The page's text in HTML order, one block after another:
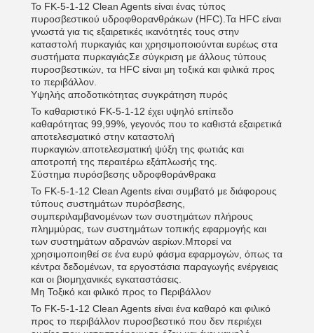
Το FK-5-1-12 Clean Agents είναι ένας τύπος
πυροσβεστικού υδροφθορανθράκων (HFC).Τα HFC είναι
γνωστά για τις εξαιρετικές ικανότητές τους στην
καταστολή πυρκαγιάς και χρησιμοποιούνται ευρέως στα
συστήματα πυρκαγιάςΣε σύγκριση με άλλους τύπους
πυροσβεστικών, τα HFC είναι μη τοξικά και φιλικά προς
το περιβάλλον.
Υψηλής αποδοτικότητας συγκράτηση πυρός
Το καθαριστικό FK-5-1-12 έχει υψηλό επίπεδο
καθαρότητας 99,99%, γεγονός που το καθιστά εξαιρετικά
αποτελεσματικό στην καταστολή
πυρκαγιών.αποτελεσματική ψύξη της φωτιάς και
αποτροπή της περαιτέρω εξάπλωσής της.
Σύστημα πυρόσβεσης υδροφθοράνθρακα
Το FK-5-1-12 Clean Agents είναι συμβατό με διάφορους
τύπους συστημάτων πυρόσβεσης,
συμπεριλαμβανομένων των συστημάτων πλήρους
πλημμύρας, των συστημάτων τοπικής εφαρμογής και
των συστημάτων αδρανών αερίων.Μπορεί να
χρησιμοποιηθεί σε ένα ευρύ φάσμα εφαρμογών, όπως τα
κέντρα δεδομένων, τα εργοστάσια παραγωγής ενέργειας
και οι βιομηχανικές εγκαταστάσεις.
Μη Τοξικό και φιλικό προς το Περιβάλλον
Το FK-5-1-12 Clean Agents είναι ένα καθαρό και φιλικό
προς το περιβάλλον πυροσβεστικό που δεν περιέχει